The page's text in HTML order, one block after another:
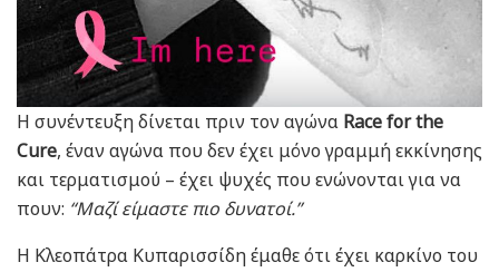
Η συνέντευξη δίνεται πριν τον αγώνα Race for the
Cure, έναν αγώνα που δεν έχει μόνο γραμμή εκκίνησης
και τερματισμού – έχει ψυχές που ενώνονται για να
πουν: “Μαζί είμαστε πιο δυνατοί.”
Η Κλεοπάτρα Κυπαρισσίδη έμαθε ότι έχει καρκίνο του